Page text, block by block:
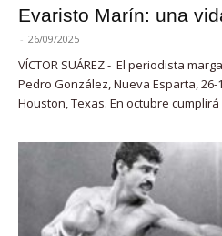
Evaristo Marín: una
- 26/09/2025
VÍCTOR SUÁREZ - El periodista
Pedro González, Nueva Esparta,
Houston, Texas. En octubre cumplirá